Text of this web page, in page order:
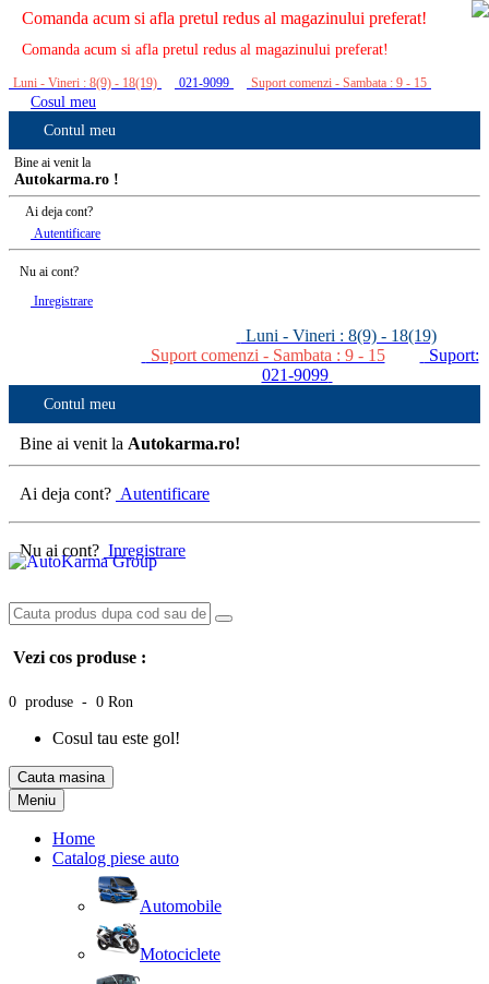
Comanda acum si afla pretul redus al magazinului preferat!
Comanda acum si afla pretul redus al magazinului preferat!
Luni - Vineri : 8(9) - 18(19) 021-9099 Suport comenzi - Sambata : 9 - 15
Cosul meu
Contul meu
Bine ai venit la
Autokarma.ro !
Ai deja cont?
Autentificare
Nu ai cont?
Inregistrare
Luni - Vineri : 8(9) - 18(19)
Suport comenzi - Sambata : 9 - 15
Suport:
021-9099
Contul meu
Bine ai venit la Autokarma.ro!
Ai deja cont? Autentificare
Nu ai cont? Inregistrare
Vezi cos produse :
0 produse - 0 Ron
Cosul tau este gol!
Cauta masina
Meniu
Home
Catalog piese auto
Automobile
Motociclete